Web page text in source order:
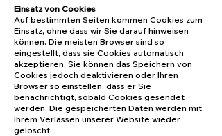
Einsatz von Cookies
Auf bestimmten Seiten kommen Cookies zum
Einsatz, ohne dass wir Sie darauf hinweisen
können. Die meisten Browser sind so
eingestellt, dass sie Cookies automatisch
akzeptieren. Sie können das Speichern von
Cookies jedoch deaktivieren oder Ihren
Browser so einstellen, dass er Sie
benachrichtigt, sobald Cookies gesendet
werden. Die gespeicherten Daten werden mit
Ihrem Verlassen unserer Website wieder
gelöscht.